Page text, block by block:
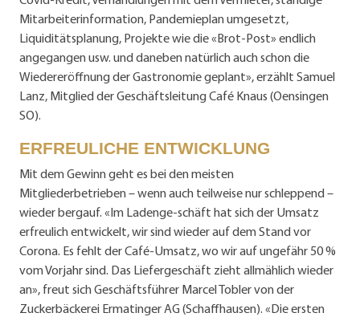
Mitarbeiterinformation, Pandemieplan umgesetzt,
Liquiditätsplanung, Projekte wie die «Brot-Post» endlich
angegangen usw. und daneben natürlich auch schon die
Wiedereröffnung der Gastronomie geplant», erzählt Samuel
Lanz, Mitglied der Geschäftsleitung Café Knaus (Oensingen
SO).
ERFREULICHE ENTWICKLUNG
Mit dem Gewinn geht es bei den meisten
Mitgliederbetrieben – wenn auch teilweise nur schleppend –
wieder bergauf. «Im Ladenge-schäft hat sich der Umsatz
erfreulich entwickelt, wir sind wieder auf dem Stand vor
Corona. Es fehlt der Café-Umsatz, wo wir auf ungefähr 50 %
vom Vorjahr sind. Das Liefergeschäft zieht allmählich wieder
an», freut sich Geschäftsführer Marcel Tobler von der
Zuckerbäckerei Ermatinger AG (Schaffhausen). «Die ersten